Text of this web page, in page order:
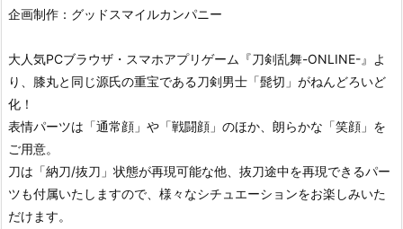
企画制作：グッドスマイルカンパニー
大人気PCブラウザ・スマホアプリゲーム『刀剣乱舞-ONLINE-』よ
り、膝丸と同じ源氏の重宝である刀剣男士「髭切」がねんどろいど
化！
表情パーツは「通常顔」や「戦闘顔」のほか、朗らかな「笑顔」を
ご用意。
刀は「納刀/抜刀」状態が再現可能な他、抜刀途中を再現できるパー
ツも付属いたしますので、様々なシチュエーションをお楽しみいた
だけます。